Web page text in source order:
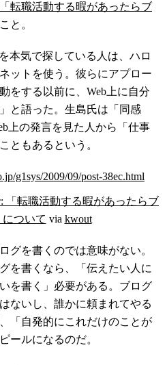
「転職活動する暇があったらブ
と。
本気で探している人は、ハロ
ットを使う。彼らにアプロー
をする以前に、Web上に自分
と語った。生島氏は「同感
上の発言を見た人から「仕事
ともあるという。
「転職活動する暇があったらブ
について via kwout
を書くのでは意味がない。
を書くなら、「伝えたい人に
を書く」必要がある。ブログ
ないし、誰かに頼まれてやる
「自発的にこれだけのことが
ールになるのだ。